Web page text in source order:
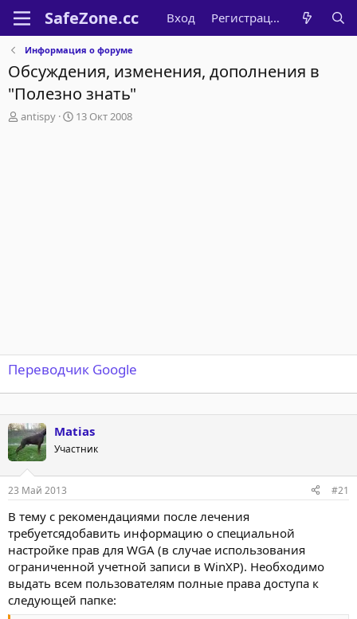
Вход Регистрация
Информация о форуме
Обсуждения, изменения, дополнения в
"Полезно знать"
А
antispy
Д13 Окт 2008
Переводчик Google
Matias
Участник
23 Май 2013 #21
В тему с рекомендациями после лечения
требуетсядобавить информацию о специальной
настройке прав для WGA (в случае использования
ограниченной учетной записи в WinXP). Необходимо
выдать всем пользователям полные права доступа к
следующей папке: